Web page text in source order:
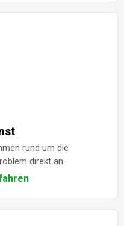
rund um die
direkt an.